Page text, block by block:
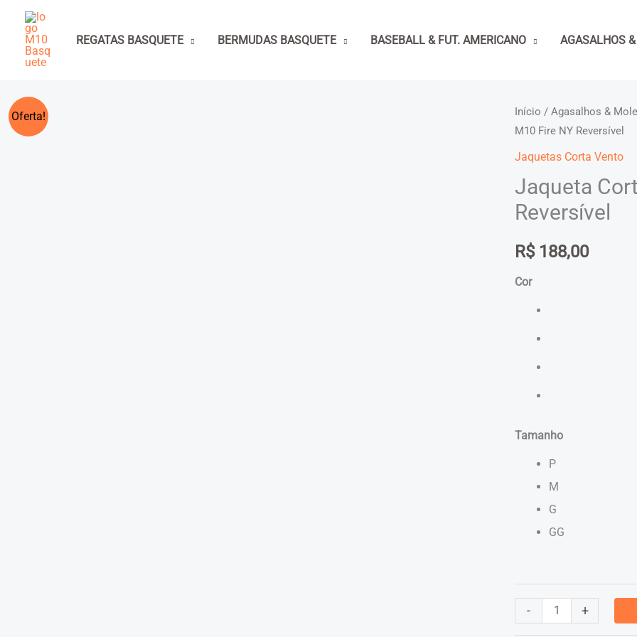
REGATAS BASQUETE BERMUDAS BASQUETE BASEBALL & FUT. AMERICANO AGASALHOS
Oferta! Início /Agasalhos &
M10 Fire NY Reversível
Jaquetas Corta Vento
Jaqueta
Reversível
R$188,00
Cor
Tamanho
P
M
G
GG
-
Jaqueta
Corta
+